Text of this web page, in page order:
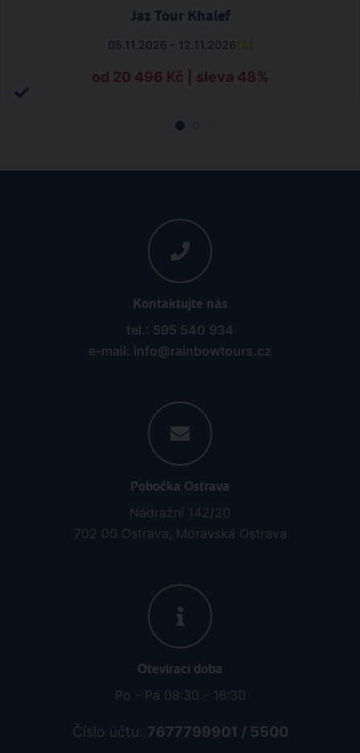
Jaz Tour Khalef
05.11.2026 - 12.11.2026(8)
od 20 496 Kč | sleva 48%
Kontaktujte nás
tel.: 595 540 934
e-mail: info@rainbowtours.cz
Pobočka Ostrava
Nádražní 142/20
702 00 Ostrava, Moravská Ostrava
Otevírací doba
Po - Pá 08:30 - 16:30
Číslo účtu: 7677799901 / 5500